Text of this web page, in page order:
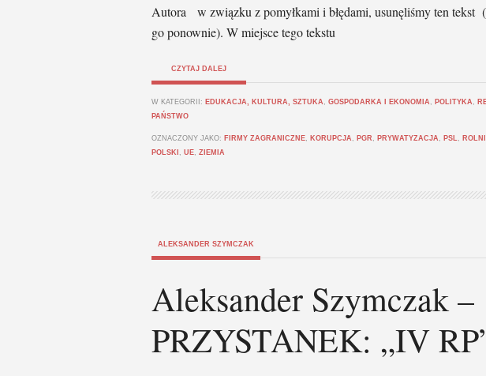
Autora w związku z pomyłkami i błędami, usunęliśmy ten tekst
go ponownie). W miejsce tego tekstu
CZYTAJ DALEJ
W KATEGORII: EDUKACJA, KULTURA, SZTUKA , GOSPODARKA I EKONOMIA , POLITYKA ,
PAŃSTWO
OZNACZONY JAKO: FIRMY ZAGRANICZNE, KORUPCJA , PGR , PRYWATYZACJA , PSL,
POLSKI , UE, ZIEMIA
ALEKSANDER SZYMCZAK
Aleksander Szymczak –
PRZYSTANEK: „IV